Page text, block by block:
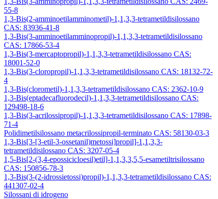
55-8
1,3-Bis(2-amminoetilamminometil)-1,1,3,3-tetrametildisilossano
CAS: 83936-41-8
1,3-Bis(3-amminoetilamminopropil)-1,1,3,3-tetrametildisilossano
CAS: 17866-53-4
1,3-Bis(3-mercaptopropil)-1,1,3,3-tetrametildisilossano CAS:
18001-52-0
1,3-Bis(3-cloropropil)-1,1,3,3-tetrametildisilossano CAS: 18132-72-
4
1,3-Bis(clorometil)-1,1,3,3-tetrametildisilossano CAS: 2362-10-9
1,3-Bis(eptadecafluorodecil)-1,1,3,3-tetrametildisilossano CAS:
129498-18-6
1,3-Bis(3-acrilossipropil)-1,1,3,3-tetrametildisilossano CAS: 17898-
71-4
Polidimetilsilossano metacrilossipropil-terminato CAS: 58130-03-3
1,3-Bis[3-[3-etil-3-ossetanil)metossi]propil]-1,1,3,3-
tetrametildisilossano CAS: 3207-05-4
1,5-Bis[2-(3,4-epossicicloesil)etil]-1,1,3,3,5,5-esametiltrisilossano
CAS: 150856-78-3
1,3-Bis(3-(2-idrossietossi)propil)-1,1,3,3-tetrametildisilossano CAS:
441307-02-4
Silossani di idrogeno